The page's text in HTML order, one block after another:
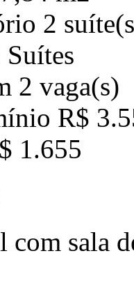
2
Suítes
2 vaga(s)
R$
1.655
com sala